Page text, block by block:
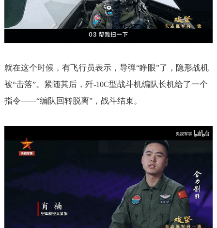
就在这个时候，有飞行员表示，导弹“睁眼”了，隐形战机
被“击落”。紧随其后，歼-10C型战斗机编队长机给了一个
指令——“编队回转脱离”，战斗结束。